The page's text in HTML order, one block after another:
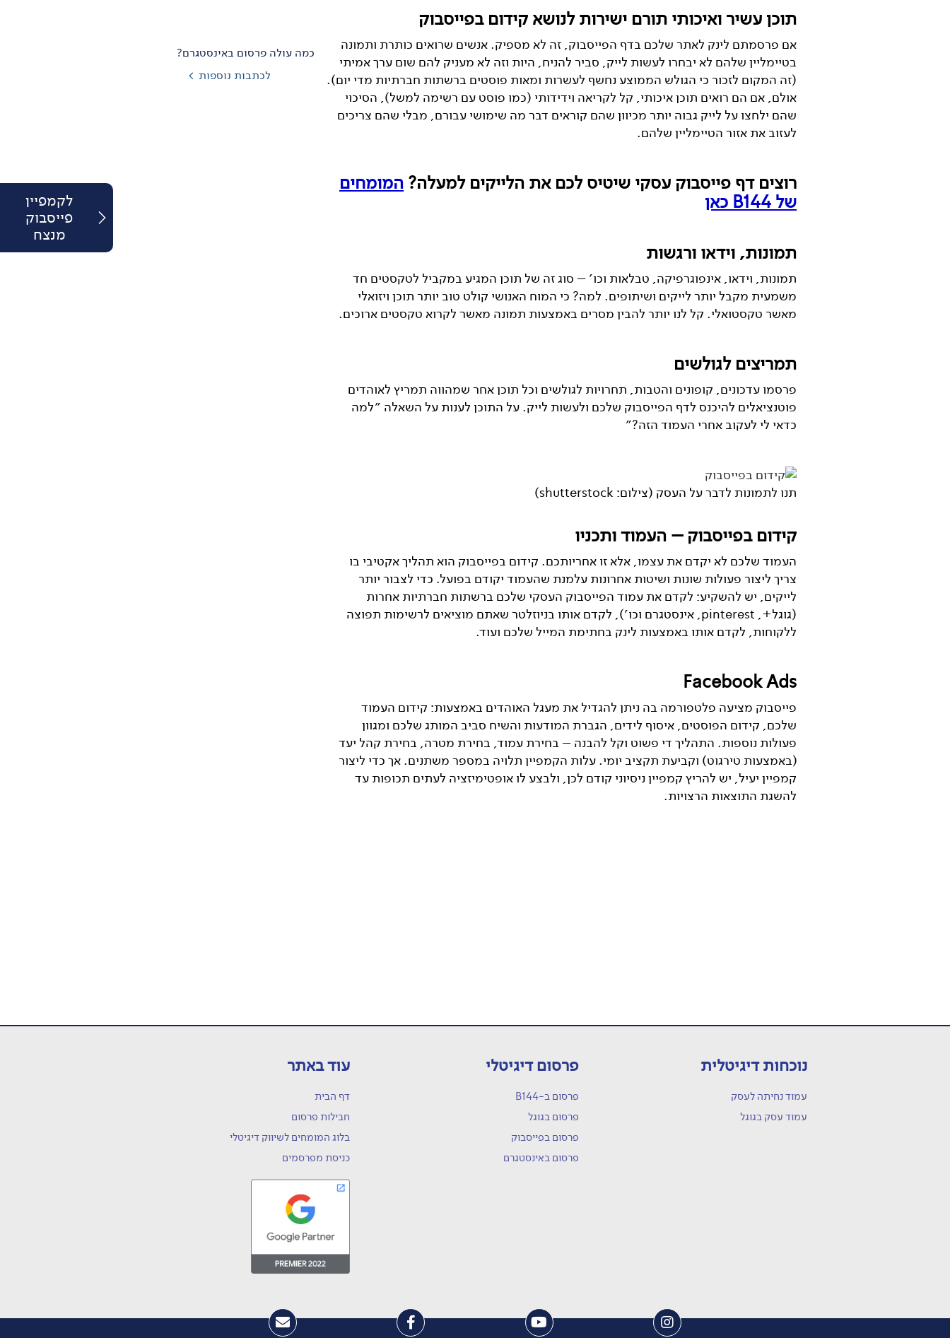
<
לקמפיין
פייסבוק
מנצח
תוכן עשיר ואיכותי תורם ישירות לנושא קידום בפייסבוק
אם פרסמתם לינק לאתר שלכם בדף הפייסבוק, זה לא מספיק. אנשים שרואים כותרת ותמונה
בטיימליין שלהם לא יבחרו לעשות לייק, סביר להניח, היות וזה לא מעניק להם שום ערך אמיתי
(זה המקום לזכור כי הגולש הממוצע נחשף לעשרות ומאות פוסטים ברשתות חברתיות מדי יום).
אולם, אם הם רואים תוכן איכותי, קל לקריאה וידידותי (כמו פוסט עם רשימה למשל), הסיכוי
שהם ילחצו על לייק גבוה יותר מכיוון שהם קוראים דבר מה שימושי עבורם, מבלי שהם צריכים
לעזוב את אזור הטיימליין שלהם.
רוצים דף פייסבוק עסקי שיטיס לכם את הלייקים למעלה? המומחים
של B144 כאן
תמונות, וידאו ורגשות
תמונות, וידאו, אינפוגרפיקה, טבלאות וכו׳ – סוג זה של תוכן המגיע במקביל לטקסטים חד
משמעית מקבל יותר לייקים ושיתופים. למה? כי המוח האנושי קולט טוב יותר תוכן ויזואלי
מאשר טקסטואלי. קל לנו יותר להבין מסרים באמצעות תמונה מאשר לקרוא טקסטים ארוכים.
תמריצים לגולשים
פרסמו עדכונים, קופונים והטבות, תחרויות לגולשים וכל תוכן אחר שמהווה תמריץ לאוהדים
פוטנציאלים להיכנס לדף הפייסבוק שלכם ולעשות לייק. על התוכן לענות על השאלה ״למה
כדאי לי לעקוב אחרי העמוד הזה?״
תנו לתמונות לדבר על העסק (צילום: shutterstock)
קידום בפייסבוק – העמוד ותכניו
העמוד שלכם לא יקדם את עצמו, אלא זו אחריותכם. קידום בפייסבוק הוא תהליך אקטיבי בו
צריך ליצור פעולות שונות ושיטות אחרונות עלמנת שהעמוד יקודם בפועל. כדי לצבור יותר
לייקים, יש להשקיע: לקדם את עמוד הפייסבוק העסקי שלכם ברשתות חברתיות אחרות
(גוגל+, pinterest, אינסטגרם וכו׳), לקדם אותו בניוזלטר שאתם מוציאים לרשימות תפוצה
ללקוחות, לקדם אותו באמצעות לינק בחתימת המייל שלכם ועוד.
Facebook Ads
פייסבוק מציעה פלטפורמה בה ניתן להגדיל את מעגל האוהדים באמצעות: קידום העמוד
שלכם, קידום הפוסטים, איסוף לידים, הגברת המודעות והשיח סביב המותג שלכם ומגוון
פעולות נוספות. התהליך די פשוט וקל להבנה – בחירת עמוד, בחירת מטרה, בחירת קהל יעד
(באמצעות טירגוט) וקביעת תקציב יומי. עלות הקמפיין תלויה במספר משתנים. אך כדי ליצור
קמפיין יעיל, יש להריץ קמפיין ניסיוני קודם לכן, ולבצע לו אופטימיזציה לעתים תכופות עד
להשגת התוצאות הרצויות.
כמה עולה פרסום באינסטגרם?
לכתבות נוספות
נוכחות דיגיטלית
עמוד נחיתה לעסק
עמוד עסק בגוגל
פרסום דיגיטלי
פרסום ב-B144
פרסום בגוגל
פרסום בפייסבוק
פרסום באינסטגרם
עוד באתר
דף הבית
חבילות פרסום
בלוג המומחים לשיווק דיגיטלי
כניסת מפרסמים